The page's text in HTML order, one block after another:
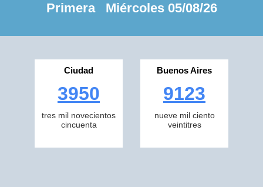
Primera Miércoles 05/08/26
Ciudad
3950
tres mil novecientos
cincuenta
Buenos Aires
9123
nueve mil ciento
veintitres